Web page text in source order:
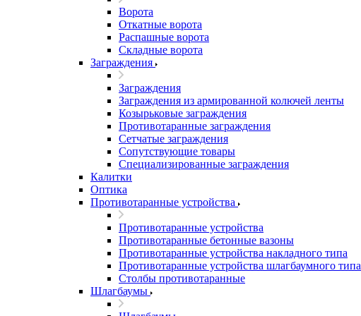
Ворота
Откатные ворота
Распашные ворота
Складные ворота
Заграждения
Заграждения
Заграждения из армированной колючей ленты
Козырьковые заграждения
Противотаранные заграждения
Сетчатые заграждения
Сопутствующие товары
Специализированные заграждения
Калитки
Оптика
Противотаранные устройства
Противотаранные устройства
Противотаранные бетонные вазоны
Противотаранные устройства накладного типа
Противотаранные устройства шлагбаумного типа
Столбы противотаранные
Шлагбаумы